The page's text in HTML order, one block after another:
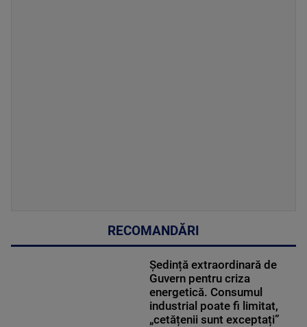
RECOMANDĂRI
Ședință extraordinară de
Guvern pentru criza
energetică. Consumul
industrial poate fi limitat,
„cetățenii sunt exceptați”